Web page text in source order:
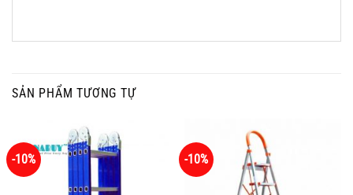
SẢN PHẨM TƯƠNG TỰ
-10% -10%